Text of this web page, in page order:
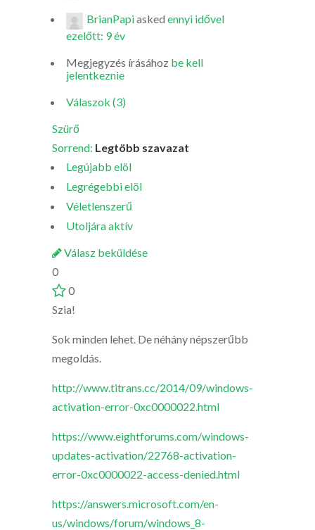
BrianPapiasked ennyi idővel
ezelőtt: 9 év
Megjegyzés írásához be kell
jelentkeznie
Válaszok (3)
Szürő
Sorrend: Legtöbb szavazat
Legújabb elöl
Legrégebbi elöl
Véletlenszerű
Utoljára aktív
Válasz beküldése
0
0
Szia!
Sok minden lehet. De néhány népszerűbb
megoldás.
http://www.titrans.cc/2014/09/windows-
activation-error-0xc0000022.html
https://www.eightforums.com/windows-
updates-activation/22768-activation-
error-0xc0000022-access-denied.html
https://answers.microsoft.com/en-
us/windows/forum/windows_8-